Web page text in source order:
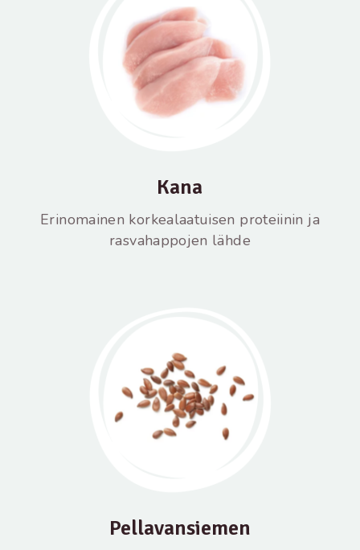
Kana
Erinomainen korkealaatuisen proteiinin ja
rasvahappojen lähde
Pellavansiemen